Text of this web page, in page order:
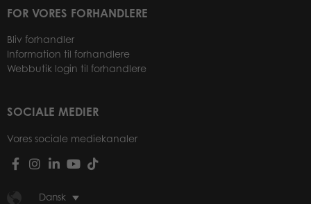
FOR VORES FORHANDLERE
Bliv forhandler
Information til forhandlere
Webbutik login til forhandlere
SOCIALE MEDIER
Vores sociale mediekanaler
Dansk